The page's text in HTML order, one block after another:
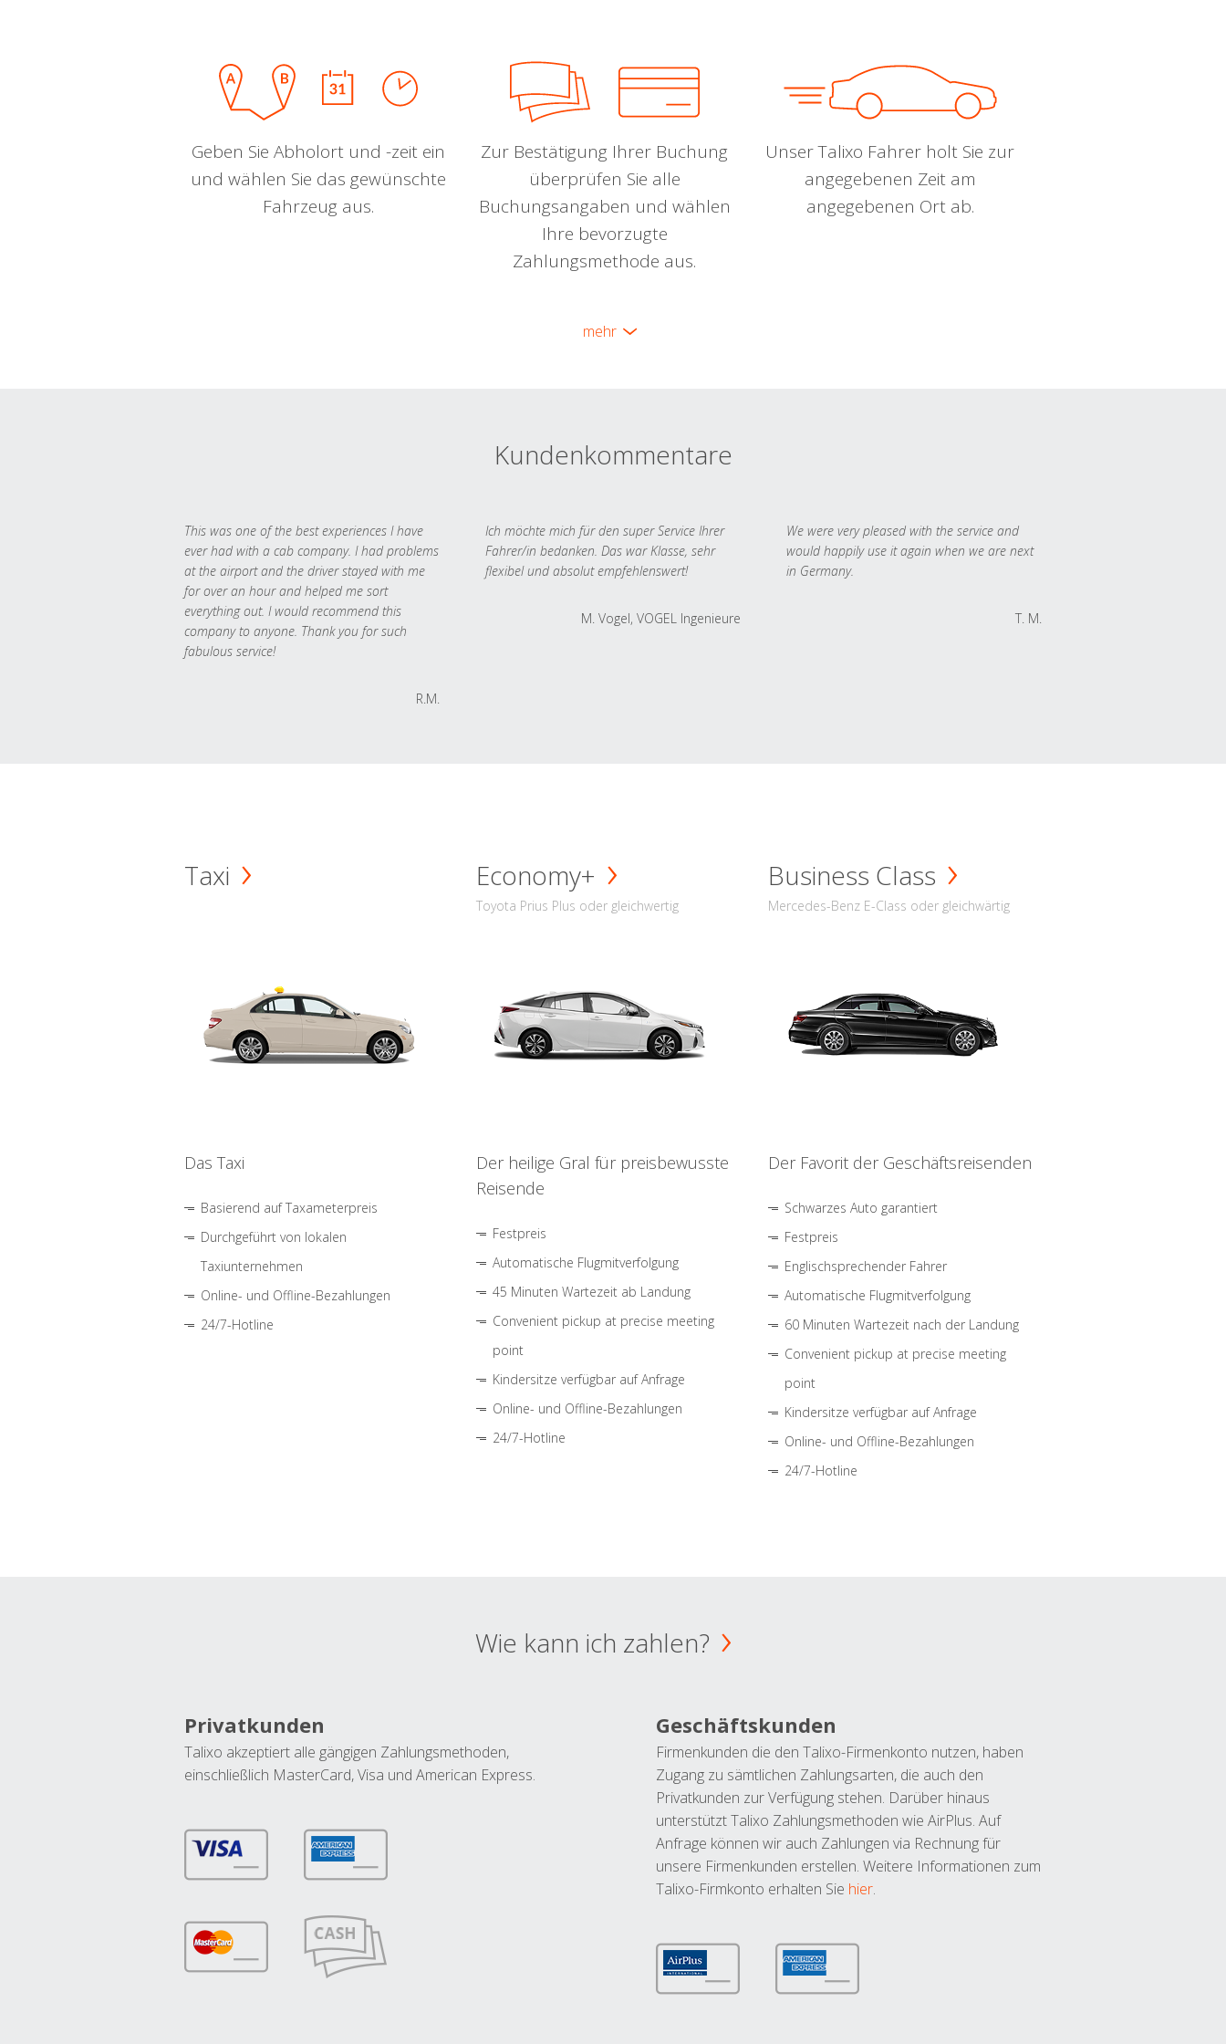
Geben Sie Abholort und -zeit ein
und wählen Sie das gewünschte
Fahrzeug aus.
Zur Bestätigung Ihrer Buchung
überprüfen Sie alle
Buchungsangaben und wählen
Ihre bevorzugte
Zahlungsmethode aus.
Unser Talixo Fahrer holt Sie zur
angegebenen Zeit am
angegebenen Ort ab.
mehr
Kundenkommentare
This was one of the best experiences I have
ever had with a cab company. I had problems
at the airport and the driver stayed with me
for over an hour and helped me sort
everything out. I would recommend this
company to anyone. Thank you for such
fabulous service!
R.M.
Ich möchte mich für den super Service Ihrer
Fahrer/in bedanken. Das war Klasse, sehr
flexibel und absolut empfehlenswert!
M. Vogel, VOGEL Ingenieure
We were very pleased with the service and
would happily use it again when we are next
in Germany.
T. M.
Taxi
Das Taxi
Basierend auf Taxameterpreis
Durchgeführt von lokalen
Taxiunternehmen
Online- und Offline-Bezahlungen
24/7-Hotline
Economy+
Toyota Prius Plus oder gleichwertig
Der heilige Gral für preisbewusste
Reisende
Festpreis
Automatische Flugmitverfolgung
45 Minuten Wartezeit ab Landung
Convenient pickup at precise meeting
point
Kindersitze verfügbar auf Anfrage
Online- und Offline-Bezahlungen
24/7-Hotline
Business Class
Mercedes-Benz E-Class oder gleichwärtig
Der Favorit der Geschäftsreisenden
Schwarzes Auto garantiert
Festpreis
Englischsprechender Fahrer
Automatische Flugmitverfolgung
60 Minuten Wartezeit nach der Landung
Convenient pickup at precise meeting
point
Kindersitze verfügbar auf Anfrage
Online- und Offline-Bezahlungen
24/7-Hotline
Wie kann ich zahlen?
Privatkunden
Talixo akzeptiert alle gängigen Zahlungsmethoden,
einschließlich MasterCard, Visa und American Express.
Geschäftskunden
Firmenkunden die den Talixo-Firmenkonto nutzen, haben
Zugang zu sämtlichen Zahlungsarten, die auch den
Privatkunden zur Verfügung stehen. Darüber hinaus
unterstützt Talixo Zahlungsmethoden wie AirPlus. Auf
Anfrage können wir auch Zahlungen via Rechnung für
unsere Firmenkunden erstellen. Weitere Informationen zum
Talixo-Firmkonto erhalten Sie hier.